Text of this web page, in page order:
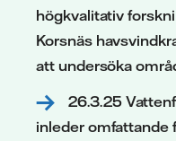
högkvalitativ
Korsnäs
att undersöka
26.3.25
inleder omfattande